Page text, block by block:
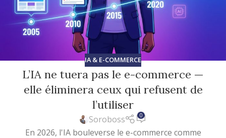
IA & E-COMMERCE
L’IA ne tuera pas le e-commerce —
elle éliminera ceux qui refusent de
l’utiliser
Soroboss 0
En 2026, l'IA bouleverse le e-commerce comme